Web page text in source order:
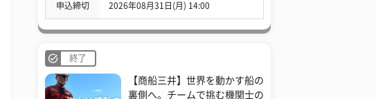
申込締切 2026年08月31日(月) 14:00
終了
【商船三井】世界を動かす船の
裏側へ。チームで挑む機関士の